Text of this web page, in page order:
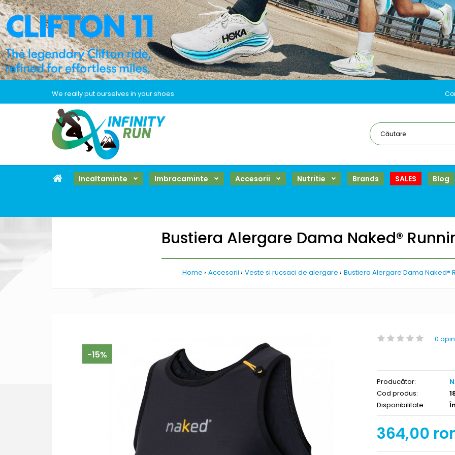
We really put ourselves in your shoes
Incaltaminte Imbracaminte Accesorii Nutritie Brands SALES Blog
Bustiera Alergare Dama Naked®
Home Accesorii Veste si rucsaci de alergare Bustiera Alergare Dama Naked®
-15%
0
Producător:
Cod produs:
Disponibilitate:
364,00